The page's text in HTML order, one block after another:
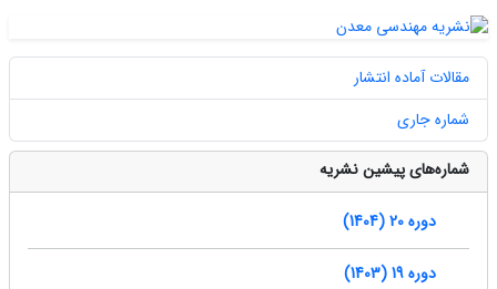
مقالات آماده انتشار
شماره جاری
شماره‌های پیشین نشریه
دوره 20 (1404)
دوره 19 (1403)